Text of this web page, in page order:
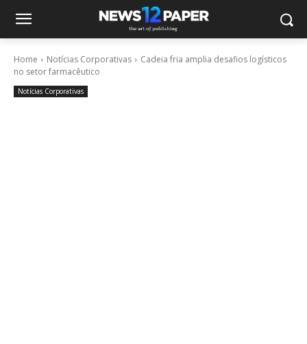
Home Notícias Corporativas
Cadeia fria amplia desafios logísticos
no setor farmacêutico
Notícias Corporativas